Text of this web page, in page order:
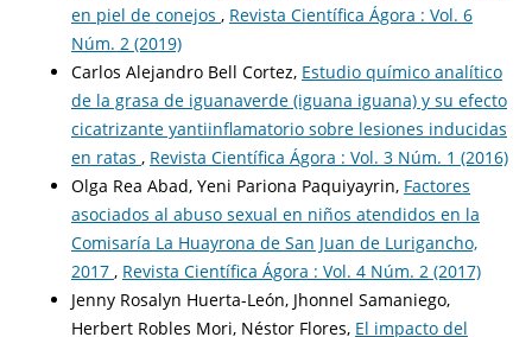
en piel de conejos , Revista Científica Ágora : Vol. 6
Núm. 2 (2019)
Carlos Alejandro Bell Cortez, Estudio químico analítico
de la grasa de iguanaverde (iguana iguana) y su efecto
cicatrizante yantiinflamatorio sobre lesiones inducidas
en ratas , Revista Científica Ágora : Vol. 3 Núm. 1 (2016)
Olga Rea Abad, Yeni Pariona Paquiyayrin, Factores
asociados al abuso sexual en niños atendidos en la
Comisaría La Huayrona de San Juan de Lurigancho,
2017 , Revista Científica Ágora : Vol. 4 Núm. 2 (2017)
Jenny Rosalyn Huerta-León, Jhonnel Samaniego,
Herbert Robles Mori, Néstor Flores, El impacto del